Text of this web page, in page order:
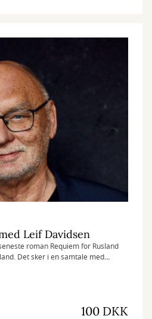
Leif Davidsen
roman Requiem for Rusland
Det sker i en samtale med
Samtalen henvender sig til alle
og giver en dybere
krigen i Ukraine og de
100 DKK